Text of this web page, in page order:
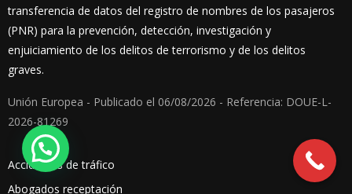
transferencia de datos del registro de nombres de los pasajeros
(PNR) para la prevención, detección, investigación y
enjuiciamiento de los delitos de terrorismo y de los delitos
graves.
Unión Europea - Publicado el 06/08/2026 - Referencia: DOUE-L-
2026-81269
Accidentes de tráfico
Abogados receptación